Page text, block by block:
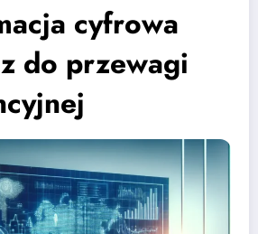
cyfrowa
do przewagi